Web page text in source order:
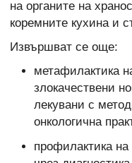
на органите на
коремните кухина и
Извършват се още:
метафилактика
злокачествени
лекувани с
онкологична
профилактика на